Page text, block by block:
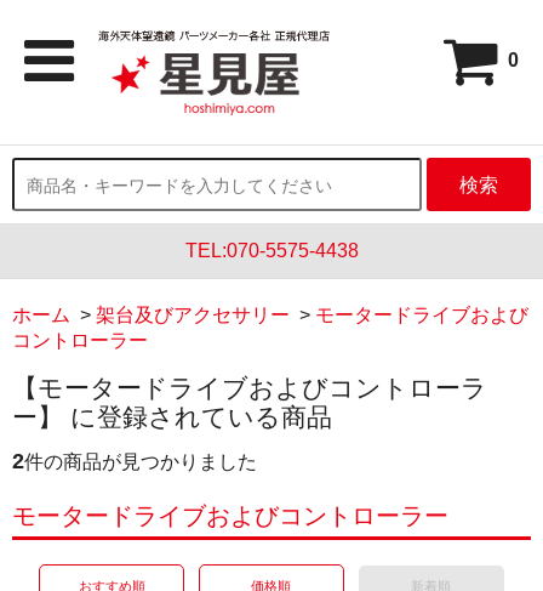
0
検索
TEL:070-5575-4438
ホーム > 架台及びアクセサリー > モータードライブおよび
コントローラー
【モータードライブおよびコントローラ
ー】 に登録されている商品
2件の商品が見つかりました
モータードライブおよびコントローラー
おすすめ順 価格順 新着順